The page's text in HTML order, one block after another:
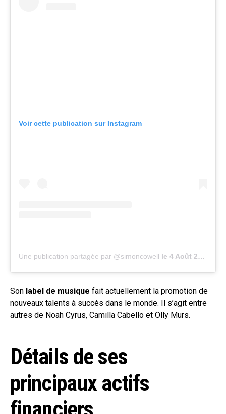
Voir cette publication sur Instagram
Une publication partagée par @simoncowell le 4 Août 2020 à 3 :10 PDT
Son label de musique fait actuellement la promotion de
nouveaux talents à succès dans le monde. Il s’agit entre
autres de Noah Cyrus, Camilla Cabello et Olly Murs.
Détails de ses
principaux actifs